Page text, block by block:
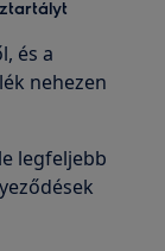
és a
nehezen
legfeljebb